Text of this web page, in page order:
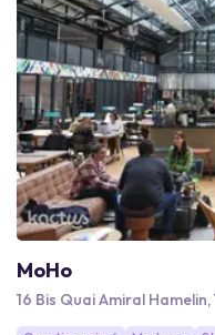
MoHo
16 Bis Quai Amiral